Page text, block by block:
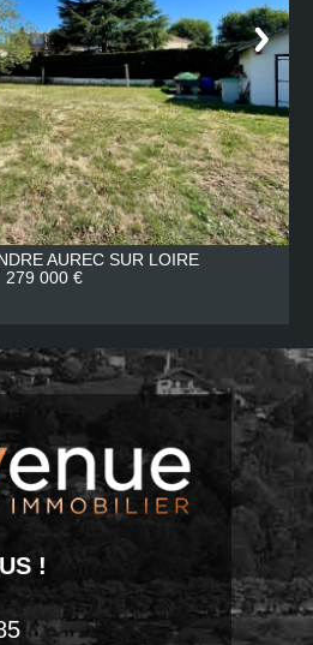
AUREC SUR LOIRE
279 000 €
!